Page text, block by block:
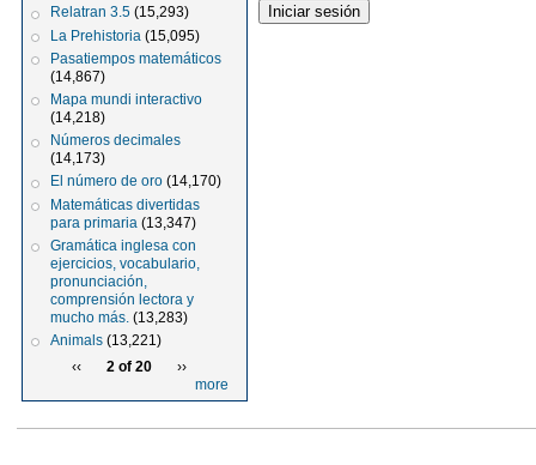
Relatran 3.5 (15,293)
La Prehistoria (15,095)
Pasatiempos matemáticos
(14,867)
Mapa mundi interactivo
(14,218)
Números decimales
(14,173)
El número de oro (14,170)
Matemáticas divertidas
para primaria (13,347)
Gramática inglesa con
ejercicios, vocabulario,
pronunciación,
comprensión lectora y
mucho más. (13,283)
Animals (13,221)
‹‹
2 of 20
››
more